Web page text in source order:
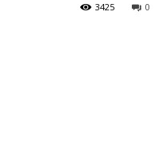
0
3425